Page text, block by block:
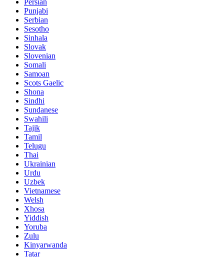
Punjabi
Serbian
Sesotho
Sinhala
Slovak
Slovenian
Somali
Samoan
Scots Gaelic
Shona
Sindhi
Sundanese
Swahili
Tajik
Tamil
Telugu
Thai
Ukrainian
Urdu
Uzbek
Vietnamese
Welsh
Xhosa
Yiddish
Yoruba
Zulu
Kinyarwanda
Tatar